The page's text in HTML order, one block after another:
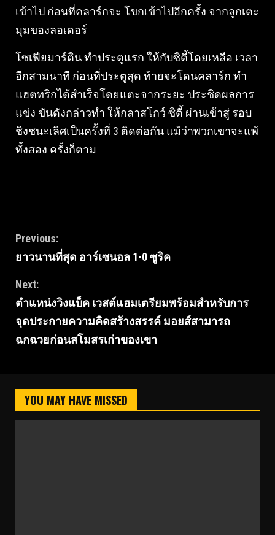
เข้าไป ก่อนที่คลาร์กจะ โขกเข้าไปอีกครั้ง จากลูกเตะ
มุมของลอเดอร์
โซเฟียมาร์ติน ทําประตูแรก ให้กับซิตี้โดยเหลือ เวลา
อีกสามนาที ก่อนที่ประตูสุด ท้ายจะโดนคลาร์ก ทํา
แฮตทริกได้สําเร็จโดยแตะจากระยะ ประชิดผลการ
แข่ง ขันดังกล่าวทํา ให้กลาสโกว์ ซิตี้ ผ่านเข้าสู่ รอบ
ชิงชนะเลิศเป็นครั้งที่ 3 ติดต่อกัน แม้ว่าพวกเขาจะแพ้
ทั้งสอง ครั้งก็ตาม
Continue
Reading
Previous:
ยาวนานที่สุด อาร์เซนอล 1-0 ซูริค
Next:
ตำแหน่งวิงแบ็ค เวสต์แฮมเตรียมพร้อมสำหรับการ
จุดประกายความคิดสร้างสรรค์ มอยส์สามารถ
ฉกฉวยก่อนสโมสรเก่าของเขา
YOU MAY HAVE MISSED